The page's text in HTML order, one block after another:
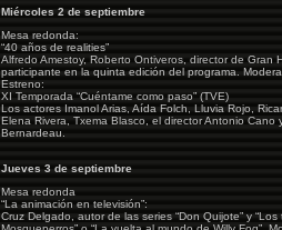
Miércoles 2 de septiembre
Mesa redonda:
“40 años de realities”
Alfredo Amestoy, Roberto Ontiveros, director de Gran
participante en la quinta edición del programa. Modera
Estreno:
XI Temporada “Cuéntame como paso” (TVE)
Los actores Imanol Arias, Aída Folch, Lluvia Rojo,
Elena Rivera, Txema Blasco, el director Antonio Cano
Bernardeau.
Jueves 3 de septiembre
Mesa redonda
“La animación en televisión”:
Cruz Delgado, autor de las series “Don Quijote” y